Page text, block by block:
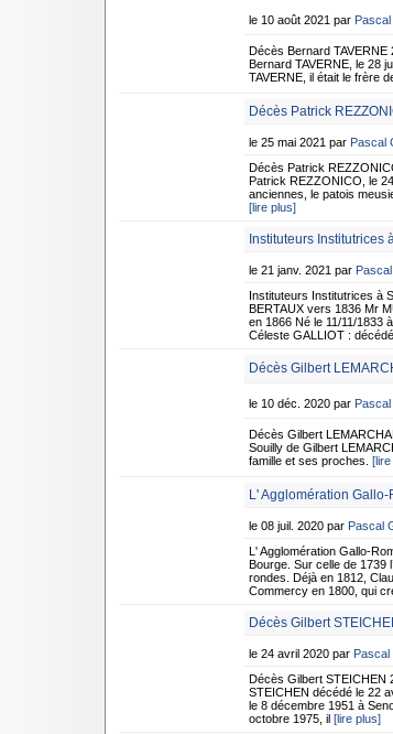
le 10 août 2021 par
Décès Bernard
Bernard TAVERNE, le 28
TAVERNE, il était le frère
Décès Patrick
le 25 mai 2021 par Pascal
Décès Patrick
Patrick REZZONICO, le
anciennes, le patois
[lire plus]
Instituteurs Institutrices
le 21 janv. 2021 par
Instituteurs Institutrices à
BERTAUX vers 1836 Mr
en 1866 Né le 11/11/1833
Céleste GALLIOT :
Décès Gilbert
le 10 déc. 2020 par
Décès Gilbert
Souilly de Gilbert
famille et ses proches. [lire
L' Agglomération
le 08 juil. 2020 par Pascal
L' Agglomération Gallo-
Bourge. Sur celle de 1739
rondes. Déjà en 1812,
Commercy en 1800, qui
Décès Gilbert
le 24 avril 2020 par Pascal
Décès Gilbert STEICHEN
STEICHEN décédé le 22
le 8 décembre 1951 à
octobre 1975, il [lire plus]